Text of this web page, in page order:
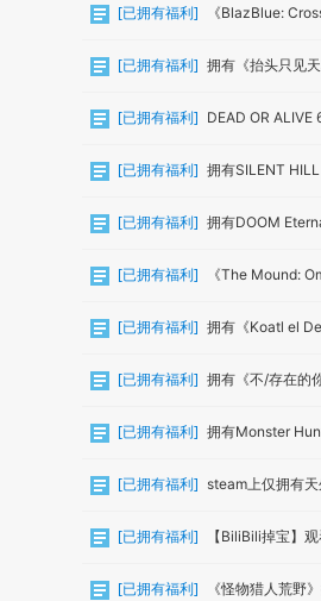
[已拥有福利] 《BlazBlue:
[已拥有福利] 拥有《抬头只见
[已拥有福利] DEAD OR
[已拥有福利] 拥有SILENT
[已拥有福利] 拥有DOOM
[已拥有福利] 《The Mound:
[已拥有福利] 拥有《Koatl el
[已拥有福利] 拥有《不/存在的
[已拥有福利] 拥有Monster
[已拥有福利] steam上仅拥有
[已拥有福利] 【BiliBili掉宝】
[已拥有福利] 《怪物猎人荒野